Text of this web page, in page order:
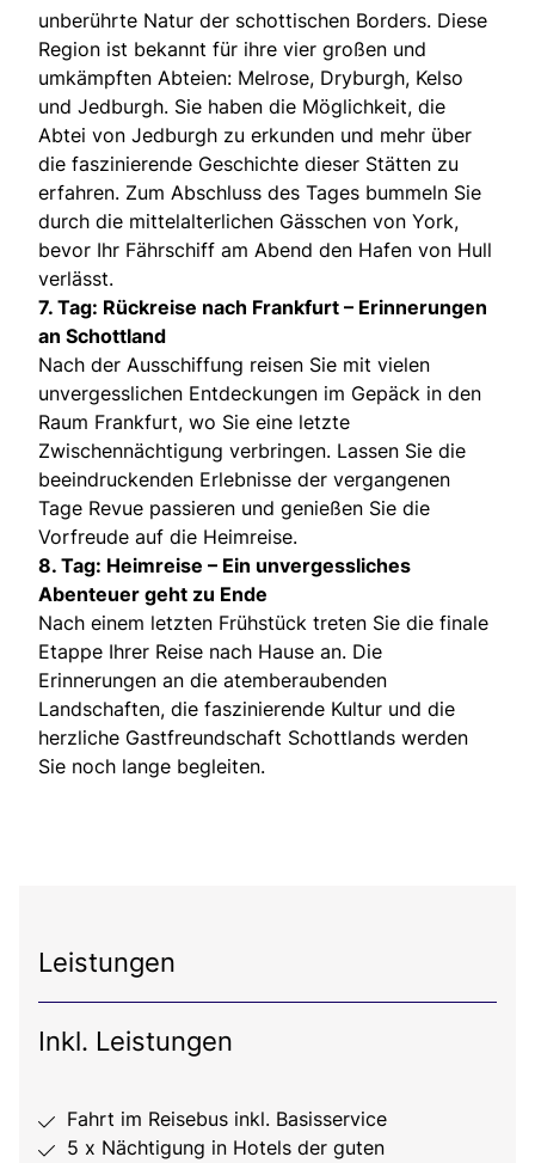
unberührte Natur der schottischen Borders. Diese
Region ist bekannt für ihre vier großen und
umkämpften Abteien: Melrose, Dryburgh, Kelso
und Jedburgh. Sie haben die Möglichkeit, die
Abtei von Jedburgh zu erkunden und mehr über
die faszinierende Geschichte dieser Stätten zu
erfahren. Zum Abschluss des Tages bummeln Sie
durch die mittelalterlichen Gässchen von York,
bevor Ihr Fährschiff am Abend den Hafen von Hull
verlässt.
7. Tag: Rückreise nach Frankfurt – Erinnerungen
an Schottland
Nach der Ausschiffung reisen Sie mit vielen
unvergesslichen Entdeckungen im Gepäck in den
Raum Frankfurt, wo Sie eine letzte
Zwischennächtigung verbringen. Lassen Sie die
beeindruckenden Erlebnisse der vergangenen
Tage Revue passieren und genießen Sie die
Vorfreude auf die Heimreise.
8. Tag: Heimreise – Ein unvergessliches
Abenteuer geht zu Ende
Nach einem letzten Frühstück treten Sie die finale
Etappe Ihrer Reise nach Hause an. Die
Erinnerungen an die atemberaubenden
Landschaften, die faszinierende Kultur und die
herzliche Gastfreundschaft Schottlands werden
Sie noch lange begleiten.
Leistungen
Inkl. Leistungen
Fahrt im Reisebus inkl. Basisservice
5 x Nächtigung in Hotels der guten